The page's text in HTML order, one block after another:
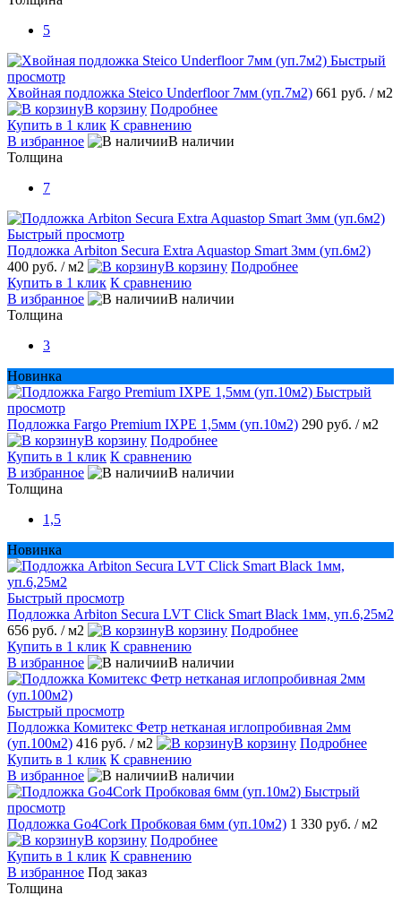
5
Быстрый
просмотр
Хвойная подложка Steico Underfloor 7мм (уп.7м2) 661 руб. / м2
В корзину Подробнее
Купить в 1 клик К сравнению
В избранное
В наличии
Толщина
7
Быстрый просмотр
Подложка Arbiton Secura Extra Aquastop Smart 3мм (уп.6м2)
400 руб. / м2 В корзину Подробнее
Купить в 1 клик К сравнению
В избранное
В наличии
Толщина
3
Новинка
Быстрый
просмотр
Подложка Fargo Premium IXPE 1,5мм (уп.10м2) 290 руб. / м2
В корзину Подробнее
Купить в 1 клик К сравнению
В избранное
В наличии
Толщина
1,5
Новинка
Быстрый просмотр
Подложка Arbiton Secura LVT Click Smart Black 1мм, уп.6,25м2
656 руб. / м2 В корзину Подробнее
Купить в 1 клик К сравнению
В избранное
В наличии
Быстрый просмотр
Подложка Комитекс Фетр нетканая иглопробивная 2мм
(уп.100м2) 416 руб. / м2 В корзину Подробнее
Купить в 1 клик К сравнению
В избранное
В наличии
Быстрый
просмотр
Подложка Go4Cork Пробковая 6мм (уп.10м2) 1 330 руб. / м2
В корзину Подробнее
Купить в 1 клик К сравнению
В избранное Под заказ
Толщина